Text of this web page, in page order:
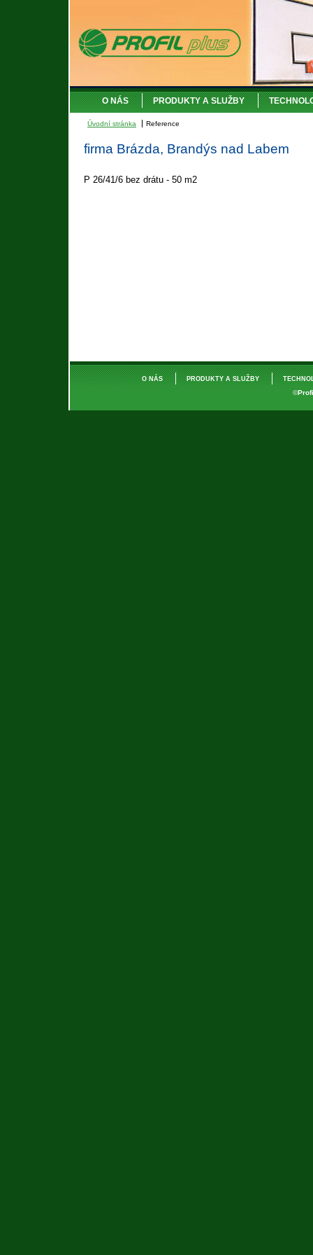
O NÁS PRODUKTY A SLUŽBY
Úvodní stránka Reference
firma Brázda, Brandýs nad Labem
P 26/41/6 bez drátu - 50 m2
O NÁS PRODUKTY A SLUŽBY
©